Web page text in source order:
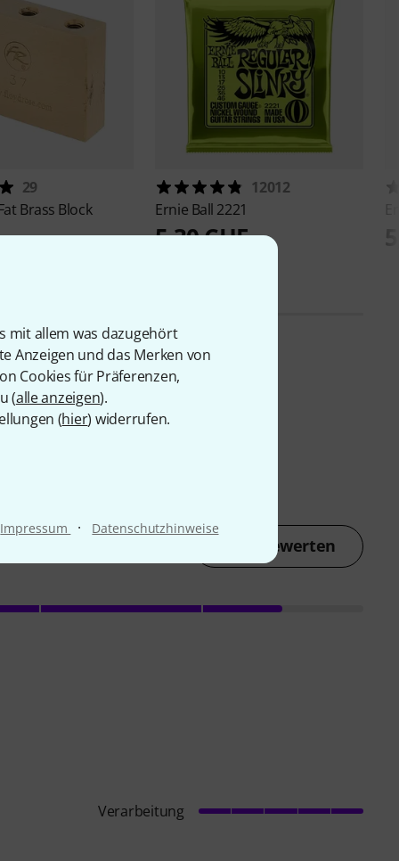
mit allem was dazugehört
Anzeigen und das Merken von
Cookies für Präferenzen,
(alle anzeigen).
(hier) widerrufen.
Impressum · Datenschutzhinweise
29
Brass Block
12012
Ernie Ball 2221
5,30 CHF
Jetzt bewerten
Verarbeitung